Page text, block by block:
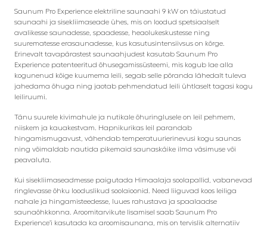
Saunum Pro Experience elektriline saunaahi 9 kW on täiustatud
saunaahi ja sisekliimaseade ühes, mis on loodud spetsiaalselt
avalikesse saunadesse, spaadesse, heaolukeskustesse ning
suurematesse erasaunadesse, kus kasutusintensiivsus on kõrge.
Erinevalt tavapärastest saunaahjudest kasutab Saunum Pro
Experience patenteeritud õhusegamissüsteemi, mis kogub lae alla
kogunenud kõige kuumema leili, segab selle põranda lähedalt tuleva
jahedama õhuga ning jaotab pehmendatud leili ühtlaselt tagasi kogu
leiliruumi.
Tänu suurele kivimahule ja nutikale õhuringlusele on leil pehmem,
niiskem ja kauakestvam. Hapnikurikas leil parandab
hingamismugavust, vähendab temperatuurierinevusi kogu saunas
ning võimaldab nautida pikemaid saunaskäike ilma väsimuse või
peavaluta.
Kui sisekliimaseadmesse paigutada Himaalaja soolapallid, vabanevad
ringlevasse õhku looduslikud soolaioonid. Need liiguvad koos leiliga
nahale ja hingamisteedesse, luues rahustava ja spaalaadse
saunaõhkkonna. Aroomitarvikute lisamisel saab Saunum Pro
Experience’i kasutada ka aroomisaunana, mis on tervislik alternatiiv